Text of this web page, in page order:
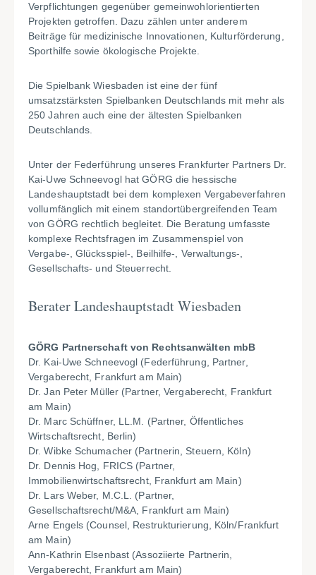
Verpflichtungen gegenüber gemeinwohlorientierten
Projekten getroffen. Dazu zählen unter anderem
Beiträge für medizinische Innovationen, Kulturförderung,
Sporthilfe sowie ökologische Projekte.
Die Spielbank Wiesbaden ist eine der fünf
umsatzstärksten Spielbanken Deutschlands mit mehr als
250 Jahren auch eine der ältesten Spielbanken
Deutschlands.
Unter der Federführung unseres Frankfurter Partners Dr.
Kai-Uwe Schneevogl hat GÖRG die hessische
Landeshauptstadt bei dem komplexen Vergabeverfahren
vollumfänglich mit einem standortübergreifenden Team
von GÖRG rechtlich begleitet. Die Beratung umfasste
komplexe Rechtsfragen im Zusammenspiel von
Vergabe-, Glücksspiel-, Beilhilfe-, Verwaltungs-,
Gesellschafts- und Steuerrecht.
Berater Landeshauptstadt Wiesbaden
GÖRG Partnerschaft von Rechtsanwälten mbB
Dr. Kai-Uwe Schneevogl (Federführung, Partner,
Vergaberecht, Frankfurt am Main)
Dr. Jan Peter Müller (Partner, Vergaberecht, Frankfurt
am Main)
Dr. Marc Schüffner, LL.M. (Partner, Öffentliches
Wirtschaftsrecht, Berlin)
Dr. Wibke Schumacher (Partnerin, Steuern, Köln)
Dr. Dennis Hog, FRICS (Partner,
Immobilienwirtschaftsrecht, Frankfurt am Main)
Dr. Lars Weber, M.C.L. (Partner,
Gesellschaftsrecht/M&A, Frankfurt am Main)
Arne Engels (Counsel, Restrukturierung, Köln/Frankfurt
am Main)
Ann-Kathrin Elsenbast (Assoziierte Partnerin,
Vergaberecht, Frankfurt am Main)